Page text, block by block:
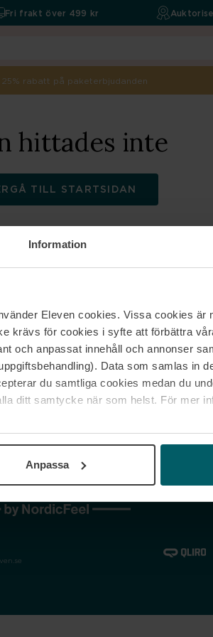
Information
Eleven cookies. Vissa cookies är
krävs för cookies i syfte att förbättra
och anpassat innehåll och annonser
Data som samlas in
du samtliga cookies medan du
ditt samtycke när som helst. För mer
Anpassa
Fri frakt över 499 kr
rabatt på paketerbjudanden
hittades inte
TILL STARTSIDAN
oss
hos oss
varumärken
Kontakta oss
Vanliga frågor
Spåra min
reklamationer